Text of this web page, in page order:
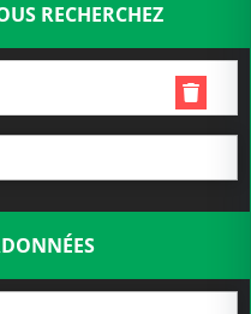
RECHERCHEZ